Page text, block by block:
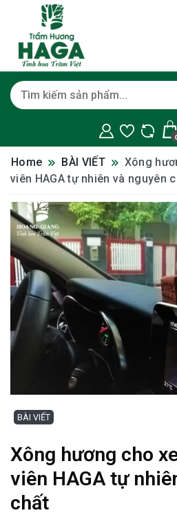
Home BÀI VIẾT
Xông
viên HAGA tự nhiên và nguyên
BÀI VIẾT
Xông hương cho
viên HAGA tự
chất